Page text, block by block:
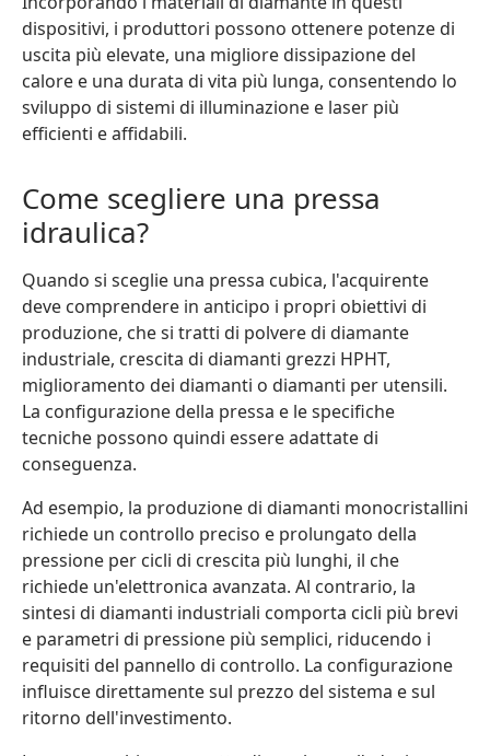
dispositivi, i produttori possono ottenere potenze di
uscita più elevate, una migliore dissipazione del
calore e una durata di vita più lunga, consentendo lo
sviluppo di sistemi di illuminazione e laser più
efficienti e affidabili.
Come scegliere una pressa
idraulica?
Quando si sceglie una pressa cubica, l'acquirente
deve comprendere in anticipo i propri obiettivi di
produzione, che si tratti di polvere di diamante
industriale, crescita di diamanti grezzi HPHT,
miglioramento dei diamanti o diamanti per utensili.
La configurazione della pressa e le specifiche
tecniche possono quindi essere adattate di
conseguenza.
Ad esempio, la produzione di diamanti monocristallini
richiede un controllo preciso e prolungato della
pressione per cicli di crescita più lunghi, il che
richiede un'elettronica avanzata. Al contrario, la
sintesi di diamanti industriali comporta cicli più brevi
e parametri di pressione più semplici, riducendo i
requisiti del pannello di controllo. La configurazione
influisce direttamente sul prezzo del sistema e sul
ritorno dell'investimento.